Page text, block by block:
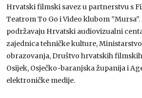
Hrvatski filmski savez u partnerstvu s
Teatrom To Go i Video klubom
podržavaju Hrvatski audiovizualni
zajednica tehničke kulture,
obrazovanja, Društvo hrvatskih
Osijek, Osječko-baranjska županija i
elektroničke medije.